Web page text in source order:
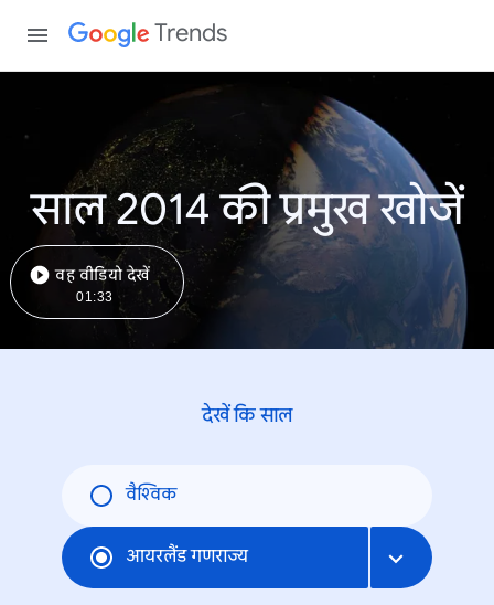
Trends
साल 2014 की प्रमुख खोजें
वह वीडियो देखें
01:33
देखें कि साल
वैश्विक
आयरलैंड गणराज्य